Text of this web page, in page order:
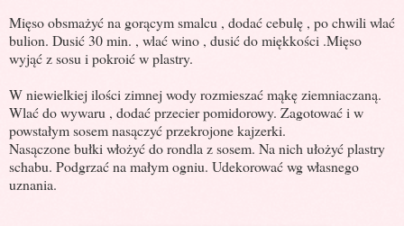
Mięso obsmażyć na gorącym smalcu , dodać cebulę , po chwili wlać
bulion. Dusić 30 min. , wlać wino , dusić do miękkości .Mięso
wyjąć z sosu i pokroić w plastry.
W niewielkiej ilości zimnej wody rozmieszać mąkę ziemniaczaną.
Wlać do wywaru , dodać przecier pomidorowy. Zagotować i w
powstałym sosem nasączyć przekrojone kajzerki.
Nasączone bułki włożyć do rondla z sosem. Na nich ułożyć plastry
schabu. Podgrzać na małym ogniu. Udekorować wg własnego
uznania.